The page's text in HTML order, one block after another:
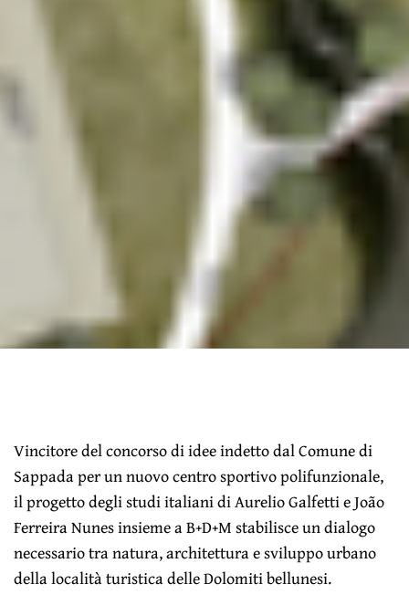
Vincitore del concorso di idee indetto dal Comune di
Sappada per un nuovo centro sportivo polifunzionale,
il progetto degli studi italiani di Aurelio Galfetti e João
Ferreira Nunes insieme a B+D+M stabilisce un dialogo
necessario tra natura, architettura e sviluppo urbano
della località turistica delle Dolomiti bellunesi.